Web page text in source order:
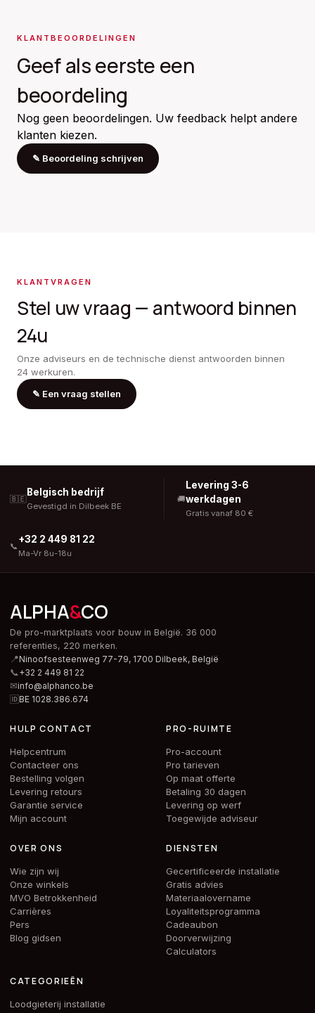
KLANTBEOORDELINGEN
Geef als eerste een
beoordeling
Nog geen beoordelingen. Uw feedback helpt andere
klanten kiezen.
✎ Beoordeling schrijven
KLANTVRAGEN
Stel uw vraag — antwoord binnen
24u
Onze adviseurs en de technische dienst antwoorden binnen
24 werkuren.
✎ Een vraag stellen
🇧🇪
Belgisch bedrijf
Gevestigd in Dilbeek BE
🚚
Levering 3-6
werkdagen
Gratis vanaf 80 €
📞
+32 2 449 81 22
Ma-Vr 8u-18u
ALPHA&CO
De pro-marktplaats voor bouw in België. 36 000
referenties, 220 merken.
📍Ninoofsesteenweg 77-79, 1700 Dilbeek, België
📞+32 2 449 81 22
✉info@alphanco.be
🆔BE 1028.386.674
HULP CONTACT
Helpcentrum
Contacteer ons
Bestelling volgen
Levering retours
Garantie service
Mijn account
PRO-RUIMTE
Pro-account
Pro tarieven
Op maat offerte
Betaling 30 dagen
Levering op werf
Toegewijde adviseur
OVER ONS
Wie zijn wij
Onze winkels
MVO Betrokkenheid
Carrières
Pers
Blog gidsen
DIENSTEN
Gecertificeerde installatie
Gratis advies
Materiaalovername
Loyaliteitsprogramma
Cadeaubon
Doorverwijzing
Calculators
CATEGORIEËN
Loodgieterij installatie